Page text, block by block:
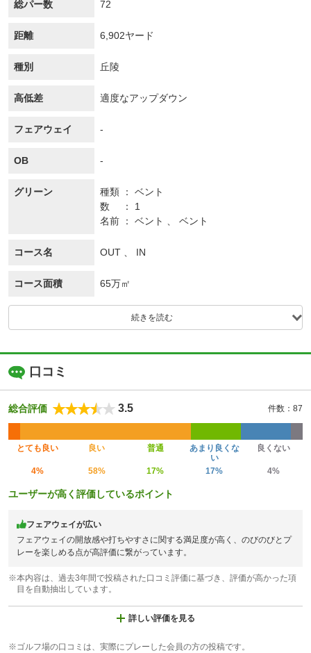
総パー数 72
距離 6,902ヤード
種別 丘陵
高低差 適度なアップダウン
フェアウェイ -
OB -
グリーン 種類
ベント
数
1
名前
ベント 、 ベント
コース名 OUT 、 IN
コース面積 65万㎡
続きを読む
口コミ
総合評価 3.5 件数：87
とても良い 良い 普通
あまり良くな
い
良くない
4% 58% 17% 17% 4%
ユーザーが高く評価しているポイント
フェアウェイが広い
フェアウェイの開放感や打ちやすさに関する満足度が高く、のびのびとプ
レーを楽しめる点が高評価に繋がっています。
※本内容は、過去3年間で投稿された口コミ評価に基づき、評価が高かった項
目を自動抽出しています。
詳しい評価を見る
※ゴルフ場の口コミは、実際にプレーした会員の方の投稿です。